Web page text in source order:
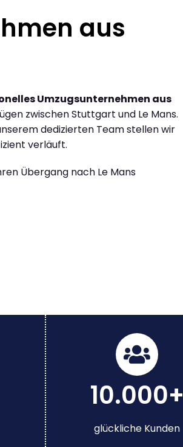
aus
Umzugsunternehmen aus
zwischen Stuttgart und Le Mans.
dedizierten Team stellen wir
verläuft.
Übergang nach Le Mans
10.000+
glückliche Kunden